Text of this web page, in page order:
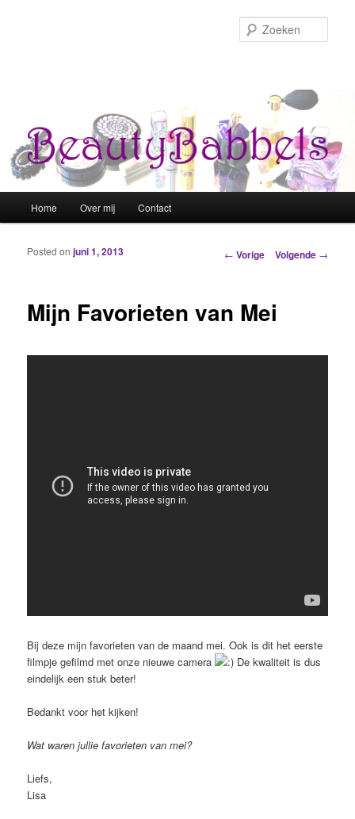
Spring naar de primaire inhoud
Spring naar de secundaire inhoud
Home Over mij Contact
Berichtnavigatie
← Vorige Volgende →
Mijn Favorieten van Mei
Posted onjuni 1, 2013
Bij deze mijn favorieten van de maand mei. Ook is dit het eerste
filmpje gefilmd met onze nieuwe camera
De kwaliteit is dus
eindelijk een stuk beter!
Bedankt voor het kijken!
Wat waren jullie favorieten van mei?
Liefs,
Lisa